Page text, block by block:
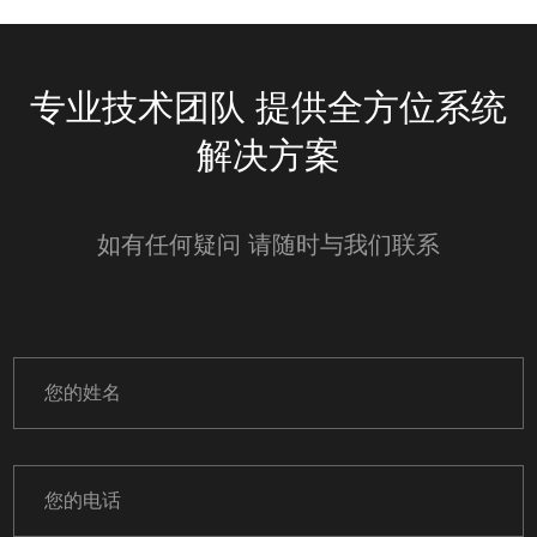
承袭经典 风采自若
专业技术团队 提供全方位系统
解决方案
如有任何疑问 请随时与我们联系